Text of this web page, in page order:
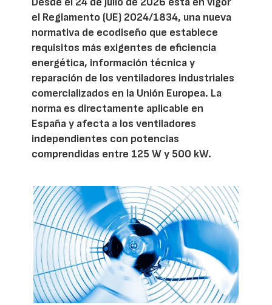
el Reglamento (UE) 2024/1834, una nueva
normativa de ecodiseño que establece
requisitos más exigentes de eficiencia
energética, información técnica y
reparación de los ventiladores industriales
comercializados en la Unión Europea. La
norma es directamente aplicable en
España y afecta a los ventiladores
independientes con potencias
comprendidas entre 125 W y 500 kW.